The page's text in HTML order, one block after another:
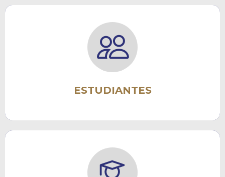
ESTUDIANTES
Tutorías
Becas y Pansantías
Reinscripción
Readmisión
Gestión de Diplomas